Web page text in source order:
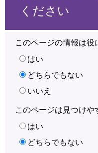
ください
このページの情報は役
はい
どちらでもない
いいえ
このページは見つけや
はい
どちらでもない